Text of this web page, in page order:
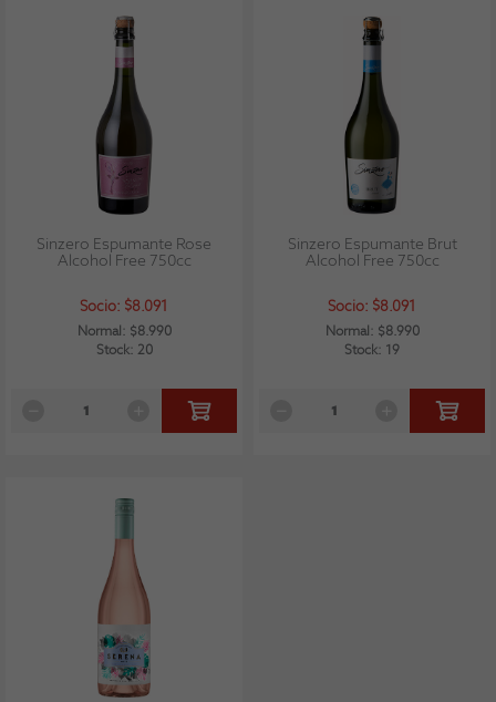
Sinzero Espumante Rose
Alcohol Free 750cc
Socio: $8.091
Normal: $8.990
Stock: 20
Sinzero Espumante Brut
Alcohol Free 750cc
Socio: $8.091
Normal: $8.990
Stock: 19